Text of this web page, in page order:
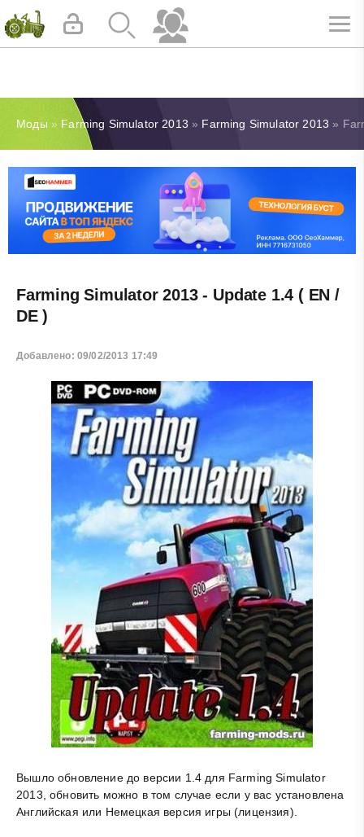
Моды » Farming Simulator 2013 » Farming Simulator 2013 »
Farming Simulator 2013 - Update 1.4 ( EN /
DE )
Добавлено: 09/02/2013 17:49
Вышло обновление до версии 1.4 для Farming Simulator
2013, обновить можно в том случае если у вас установлена
Английская или Немецкая версия игры (лицензия).